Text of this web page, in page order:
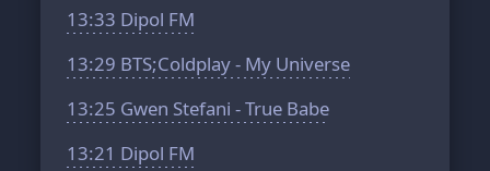
13:33 Dipol FM
13:29 BTS;Coldplay - My Universe
13:25 Gwen Stefani - True Babe
13:21 Dipol FM